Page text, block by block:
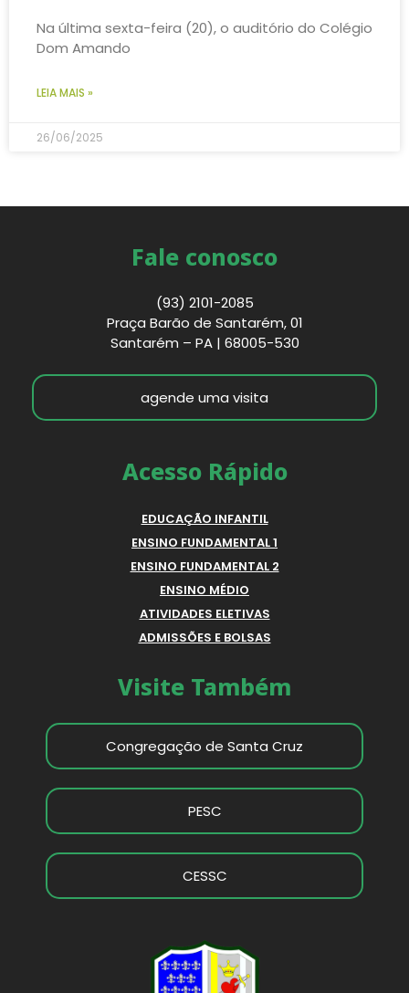
Na última sexta-feira (20), o auditório do Colégio
Dom Amando
LEIA MAIS »
26/06/2025
Fale conosco
(93) 2101-2085
Praça Barão de Santarém, 01
Santarém – PA | 68005-530
agende uma visita
Acesso Rápido
EDUCAÇÃO INFANTIL
ENSINO FUNDAMENTAL 1
ENSINO FUNDAMENTAL 2
ENSINO MÉDIO
ATIVIDADES ELETIVAS
ADMISSÕES E BOLSAS
Visite Também
Congregação de Santa Cruz
PESC
CESSC